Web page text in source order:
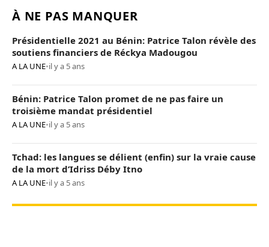
À NE PAS MANQUER
Présidentielle 2021 au Bénin: Patrice Talon révèle des
soutiens financiers de Réckya Madougou
A LA UNE•il y a 5 ans
Bénin: Patrice Talon promet de ne pas faire un
troisième mandat présidentiel
A LA UNE•il y a 5 ans
Tchad: les langues se délient (enfin) sur la vraie cause
de la mort d’Idriss Déby Itno
A LA UNE•il y a 5 ans